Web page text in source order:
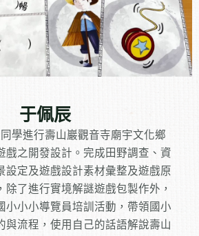
于佩辰
學進行壽山巖觀音寺廟宇文化鄉
戲之開發設計。 完成田野調查、資
設定及遊戲設計素材彙整及遊戲原
除了進行實境解謎遊戲包製作外，
小小小導覽員培訓活動，帶領國小
與流程，使用自己的話語解說壽山